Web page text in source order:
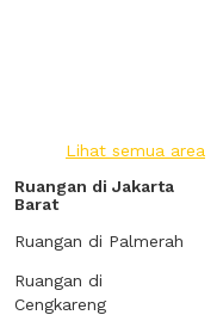
Lihat semua area
Ruangan di Jakarta
Barat
Ruangan di Palmerah
Ruangan di
Cengkareng